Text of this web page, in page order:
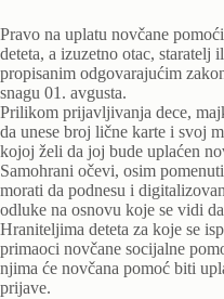
Pravo na uplatu novčane
deteta, a izuzetno otac, staratelj
propisanim odgovarajućim
snagu 01. avgusta.
Prilikom prijavljivanja dece,
da unese broj lične karte i svoj
kojoj želi da joj bude uplaćen
Samohrani očevi, osim
morati da podnesu i
odluke na osnovu koje se vidi
Hraniteljima deteta za koje se
primaoci novčane socijalne
njima će novčana pomoć biti
prijave.